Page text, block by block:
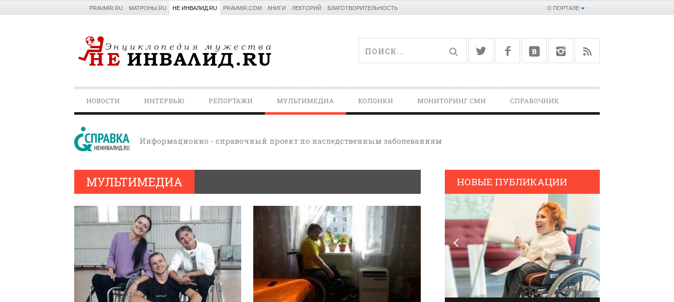
О ПОРТАЛЕ
PRAVMIR.RU МАТРОНЫ.RU НЕ ИНВАЛИД.RU PRAVMIR.COM КНИГИ ЛЕКТОРИЙ БЛАГОТВОРИТЕЛЬНОСТЬ
NAVIGATION
НОВОСТИ ИНТЕРВЬЮ РЕПОРТАЖИ МУЛЬТИМЕДИА КОЛОНКИ МОНИТОРИНГ СМИ СПРАВОЧНИК­
Информационно - справочный проект по наследственным заболеваниям
МУЛЬТИМЕДИА НОВЫЕ ПУБЛИКАЦИИ